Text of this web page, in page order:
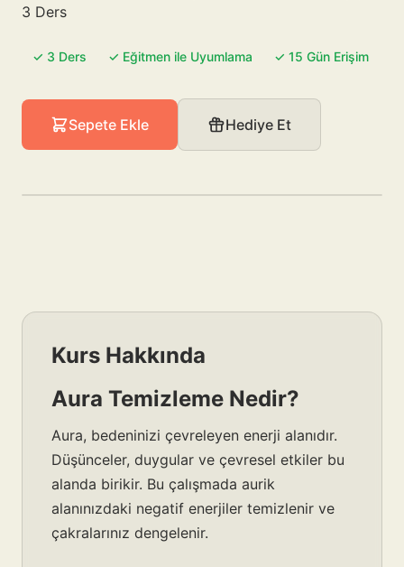
3 Ders
✓ 3 Ders ✓ Eğitmen ile Uyumlama ✓ 15 Gün Erişim
Sepete Ekle Hediye Et
Kurs Hakkında
Aura Temizleme Nedir?
Aura, bedeninizi çevreleyen enerji alanıdır.
Düşünceler, duygular ve çevresel etkiler bu
alanda birikir. Bu çalışmada aurik
alanınızdaki negatif enerjiler temizlenir ve
çakralarınız dengelenir.